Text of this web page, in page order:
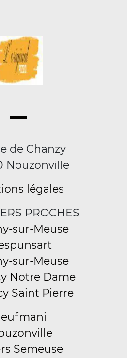
de Chanzy
Nouzonville
légales
PROCHES
sur-Meuse
sur-Meuse
Notre Dame
Saint Pierre
Semeuse